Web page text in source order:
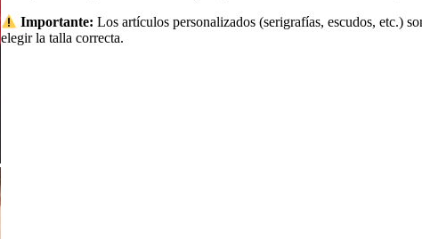
Importante: Los artículos personalizados (serigrafías, escudos, etc.)
elegir la talla correcta.